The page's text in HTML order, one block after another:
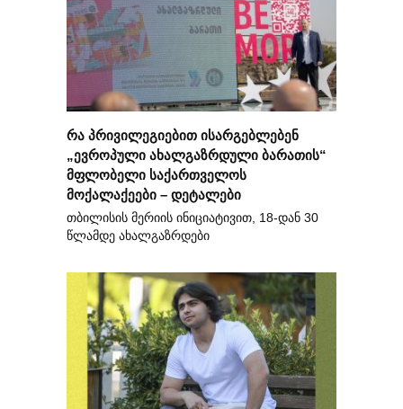
რა პრივილეგიებით ისარგებლებენ
„ევროპული ახალგაზრდული ბარათის“
მფლობელი საქართველოს
მოქალაქეები – დეტალები
თბილისის მერიის ინიციატივით, 18-დან 30
წლამდე ახალგაზრდები